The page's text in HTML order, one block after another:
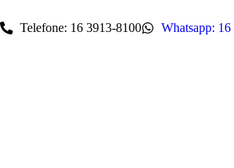
Telefone: 16 3913-8100 Whatsapp: